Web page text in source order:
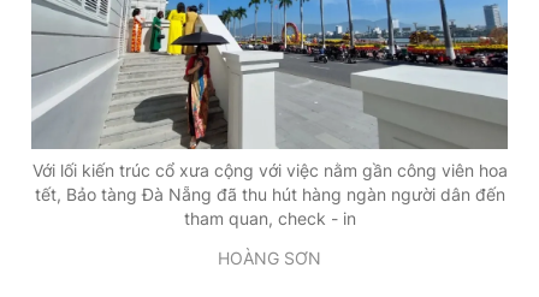
Với lối kiến trúc cổ xưa cộng với việc nằm gần công viên hoa
tết, Bảo tàng Đà Nẵng đã thu hút hàng ngàn người dân đến
tham quan, check - in
HOÀNG SƠN